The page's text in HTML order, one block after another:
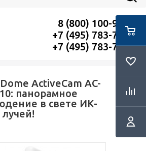
8 (800) 100-91-12
+7 (495) 783-72-87
+7 (495) 783-72-87
ActiveCam AC-
панорамное
в свете ИК-
лучей!
RSS